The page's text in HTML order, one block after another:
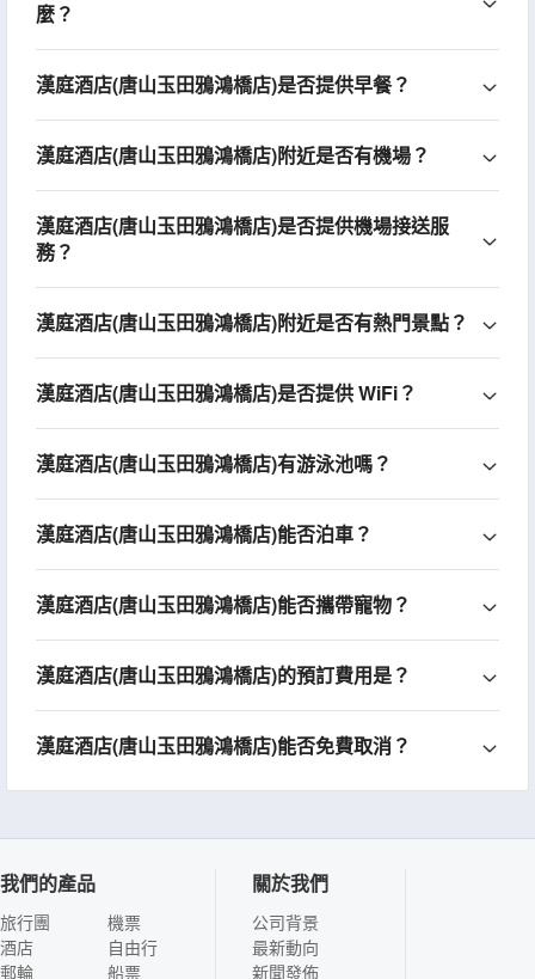
麼？
漢庭酒店(唐山玉田鴉鴻橋店)是否提供早餐？
漢庭酒店(唐山玉田鴉鴻橋店)附近是否有機場？
漢庭酒店(唐山玉田鴉鴻橋店)是否提供機場接送服
務？
漢庭酒店(唐山玉田鴉鴻橋店)附近是否有熱門景點？
漢庭酒店(唐山玉田鴉鴻橋店)是否提供 WiFi？
漢庭酒店(唐山玉田鴉鴻橋店)有游泳池嗎？
漢庭酒店(唐山玉田鴉鴻橋店)能否泊車？
漢庭酒店(唐山玉田鴉鴻橋店)能否攜帶寵物？
漢庭酒店(唐山玉田鴉鴻橋店)的預訂費用是？
漢庭酒店(唐山玉田鴉鴻橋店)能否免費取消？
我們的產品
旅行團
酒店
郵輪
機票
自由行
船票
關於我們
公司背景
最新動向
新聞發佈